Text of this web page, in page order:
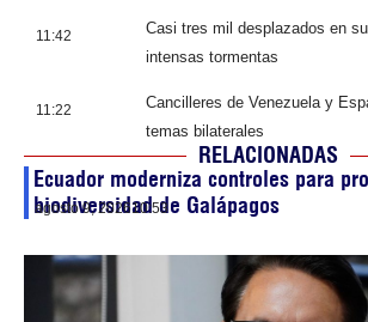
11:42
Casi tres mil desplazados en
intensas tormentas
11:22
Cancilleres de Venezuela y
temas bilaterales
RELACIONADAS
Ecuador moderniza controles para
biodiversidad de Galápagos
agosto 9, 202610:53